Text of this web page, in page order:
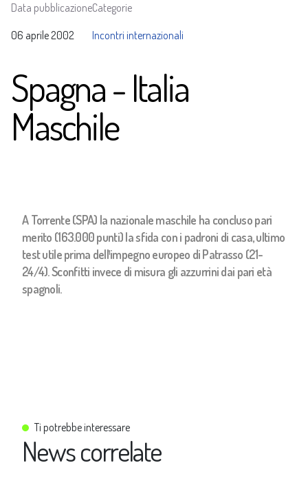
Data pubblicazione
06 aprile 2002
Categorie
Incontri internazionali
Spagna - Italia
Maschile
A Torrente (SPA) la nazionale maschile ha concluso pari
merito (163.000 punti) la sfida con i padroni di casa, ultimo
test utile prima dell¹impegno europeo di Patrasso (21-
24/4). Sconfitti invece di misura gli azzurrini dai pari età
spagnoli.
Ti potrebbe interessare
News correlate